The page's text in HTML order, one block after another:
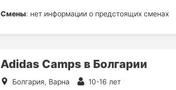
Смены: нет информации о предстоящих сменах
Adidas Camps в Болгарии
Болгария, Варна
10-16 лет